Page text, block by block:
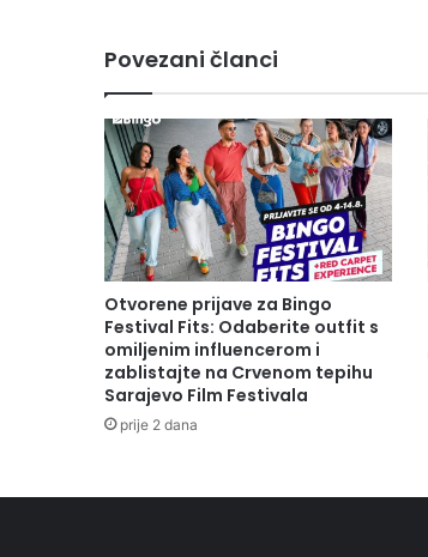
Povezani članci
Otvorene prijave za Bingo
Festival Fits: Odaberite outfit s
omiljenim influencerom i
zablistajte na Crvenom tepihu
Sarajevo Film Festivala
prije 2 dana